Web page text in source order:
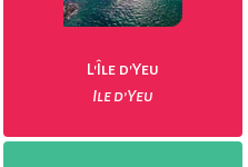
L'Île d'Yeu
Ile d’Yeu